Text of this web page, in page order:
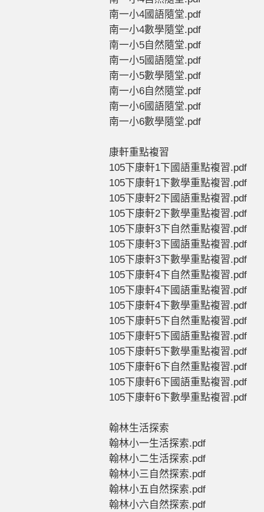
南一小4國語隨堂.pdf
南一小4數學隨堂.pdf
南一小5自然隨堂.pdf
南一小5國語隨堂.pdf
南一小5數學隨堂.pdf
南一小6自然隨堂.pdf
南一小6國語隨堂.pdf
南一小6數學隨堂.pdf
康軒重點複習
105下康軒1下國語重點複習.pdf
105下康軒1下數學重點複習.pdf
105下康軒2下國語重點複習.pdf
105下康軒2下數學重點複習.pdf
105下康軒3下自然重點複習.pdf
105下康軒3下國語重點複習.pdf
105下康軒3下數學重點複習.pdf
105下康軒4下自然重點複習.pdf
105下康軒4下國語重點複習.pdf
105下康軒4下數學重點複習.pdf
105下康軒5下自然重點複習.pdf
105下康軒5下國語重點複習.pdf
105下康軒5下數學重點複習.pdf
105下康軒6下自然重點複習.pdf
105下康軒6下國語重點複習.pdf
105下康軒6下數學重點複習.pdf
翰林生活探索
翰林小一生活探索.pdf
翰林小二生活探索.pdf
翰林小三自然探索.pdf
翰林小五自然探索.pdf
翰林小六自然探索.pdf